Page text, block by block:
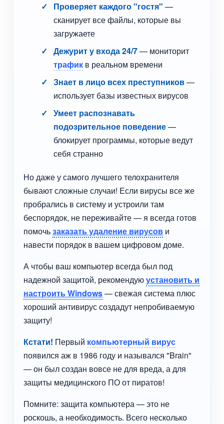
Проверяет каждого "гостя" —
сканирует все файлы, которые вы
загружаете
Дежурит у входа 24/7— мониторит
трафик в реальном времени
Знает в лицо всех преступников—
использует базы известных вирусов
Умеет распознавать
подозрительное поведение—
блокирует программы, которые ведут
себя странно
Но даже у самого лучшего телохранителя
бывают сложные случаи! Если вирусы все же
пробрались в систему и устроили там
беспорядок, не переживайте — я всегда готов
помочьзаказать удаление вирусов и
навести порядок в вашем цифровом доме.
А чтобы ваш компьютер всегда был под
надежной защитой, рекомендуюустановить и
настроить Windows— свежая система плюс
хороший антивирус создадут непробиваемую
защиту!
Кстати! Первый компьютерный вирус
появился аж в 1986 году и назывался "Brain"
— он был создан вовсе не для вреда, а для
защиты медицинского ПО от пиратов!
Помните: защита компьютера — это не
роскошь, а необходимость. Всего несколько